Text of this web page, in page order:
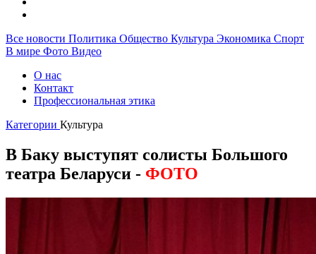
Все новости Политика Общество Культура Экономика Спорт
В мире Фото Видео
О нас
Контакт
Профессиональная этика
Категории Культура
В Баку выступят солисты Большого
театра Беларуси - ФОТО